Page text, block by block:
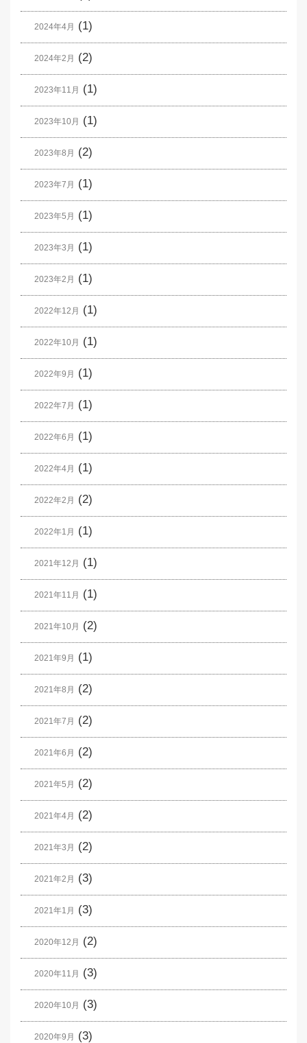
2024年4月 (1)
2024年2月 (2)
2023年11月 (1)
2023年10月 (1)
2023年8月 (2)
2023年7月 (1)
2023年5月 (1)
2023年3月 (1)
2023年2月 (1)
2022年12月 (1)
2022年10月 (1)
2022年9月 (1)
2022年7月 (1)
2022年6月 (1)
2022年4月 (1)
2022年2月 (2)
2022年1月 (1)
2021年12月 (1)
2021年11月 (1)
2021年10月 (2)
2021年9月 (1)
2021年8月 (2)
2021年7月 (2)
2021年6月 (2)
2021年5月 (2)
2021年4月 (2)
2021年3月 (2)
2021年2月 (3)
2021年1月 (3)
2020年12月 (2)
2020年11月 (3)
2020年10月 (3)
2020年9月 (3)